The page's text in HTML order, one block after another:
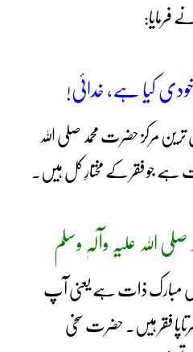
فرمایا:
کیا ہے، خدائی!
ترین مرکز حضرت محمد صلی اللہ
ہے جو فقر کے مختارِ کل ہیں۔
اللہ علیہ وآلہٖ وسلم
کی مبارک ذات ہے یعنی آپ
فقر ہیں۔ حضرت سخی